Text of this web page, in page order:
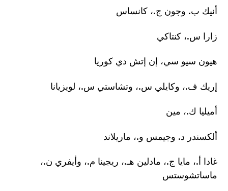
أنيك ب. وجون ج.، كانساس
زارا س.، كنتاكي
هيون سيو سي، إن إتش دي كوريا
إريك ف.، وكايلي س.، وتشاستي س.، لويزيانا
أميليا ك.، مين
ألكسندر د. وجيمس و.، ماريلاند
غادا أ.، مايا ج.، مادلين هـ.، ريجينا م.، وأيفري ن.،
ماساتشوستس